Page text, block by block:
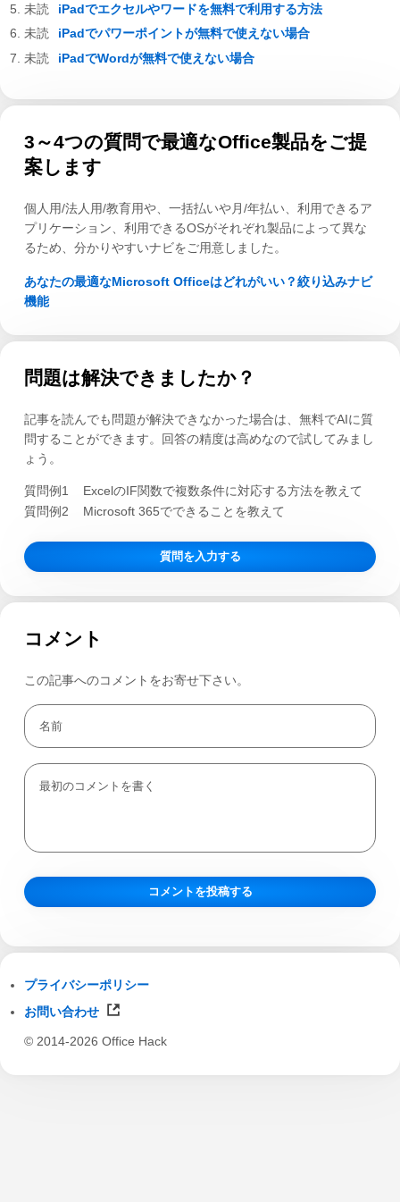
iPadでエクセルやワードを無料で利用する方法
iPadでパワーポイントが無料で使えない場合
iPadでWordが無料で使えない場合
3～4つの質問で最適なOffice製品をご提
案します
個人用/法人用/教育用や、一括払いや月/年払い、利用できるア
プリケーション、利用できるOSがそれぞれ製品によって異な
るため、分かりやすいナビをご用意しました。
あなたの最適なMicrosoft Officeはどれがいい？絞り込みナビ
機能
問題は解決できましたか？
記事を読んでも問題が解決できなかった場合は、無料でAIに質
問することができます。回答の精度は高めなので試してみまし
ょう。
質問例1
ExcelのIF関数で複数条件に対応する方法を教えて
質問例2
Microsoft 365でできることを教えて
質問を入力する
コメント
この記事へのコメントをお寄せ下さい。
プライバシーポリシー
お問い合わせ
© 2014-2026 Office Hack